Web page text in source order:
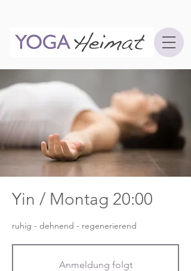
Yin / Montag 20:00
ruhig - dehnend - regenerierend
Anmeldung folgt